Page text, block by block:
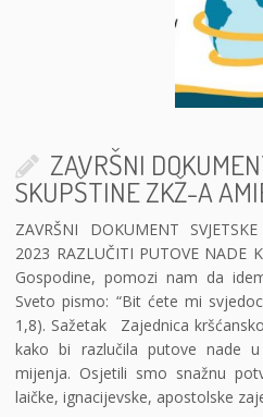
ZAVRŠNI
SKUPŠTINE ZKŽ-A
ZAVRŠNI DOKUMENT
2023 RAZLUČITI PUTOVE NADE
Gospodine, pomozi nam da
Sveto pismo: “Bit ćete mi
1,8). Sažetak Zajednica
kako bi razlučila putove nade
mijenja. Osjetili smo snažnu
laičke, ignacijevske, apostolske